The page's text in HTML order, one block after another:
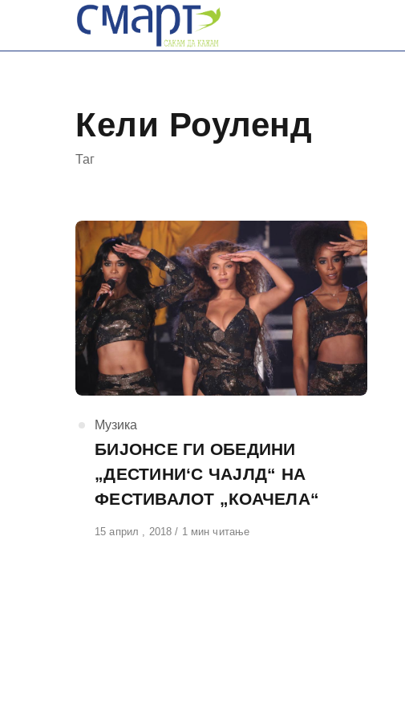
content
Кели Роуленд
Таг
КАтегорија
Музика
БИЈОНСЕ ГИ ОБЕДИНИ
„ДЕСТИНИ‘С ЧАЈЛД“ НА
ФЕСТИВАЛОТ „КОАЧЕЛА“
Објавено
15 април , 2018 1 мин читање